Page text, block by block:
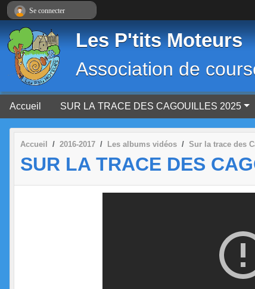
Les P'tits Moteurs
Association de
Accueil SUR LA TRACE DES CAGOUILLES 2025
Accueil 2016-2017 Les albums vidéos Sur la trace des
SUR LA TRACE DES
Se connecter
Panneau de gestion des cookies